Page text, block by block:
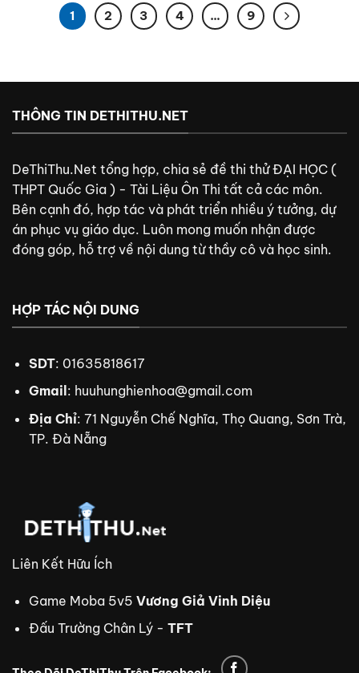
1 2 3 4 … 9
THÔNG TIN DETHITHU.NET
DeThiThu.Net tổng hợp, chia sẻ đề thi thử ĐẠI HỌC (
THPT Quốc Gia ) - Tài Liệu Ôn Thi tất cả các môn.
Bên cạnh đó, hợp tác và phát triển nhiều ý tưởng, dự
án phục vụ giáo dục. Luôn mong muốn nhận được
đóng góp, hỗ trợ về nội dung từ thầy cô và học sinh.
HỢP TÁC NỘI DUNG
SDT: 01635818617
Gmail : huuhunghienhoa@gmail.com
Địa Chỉ: 71 Nguyễn Chế Nghĩa, Thọ Quang, Sơn Trà,
TP. Đà Nẵng
Liên Kết Hữu Ích
Game Moba 5v5 Vương Giả Vinh Diệu
Đấu Trường Chân Lý - TFT